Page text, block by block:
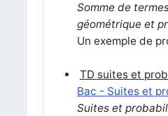
Somme de
géométrique et
Un exemple de
TD suites et
Bac - Suites et
Suites et